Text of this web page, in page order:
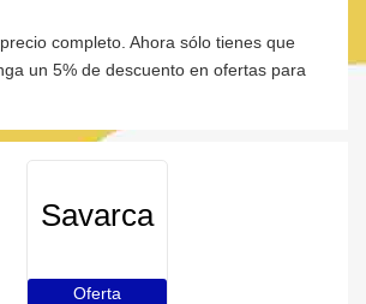
completo. Ahora sólo tienes que
un 5% de descuento en ofertas para
Savarca
Oferta